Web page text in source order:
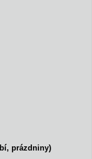
prázdniny)